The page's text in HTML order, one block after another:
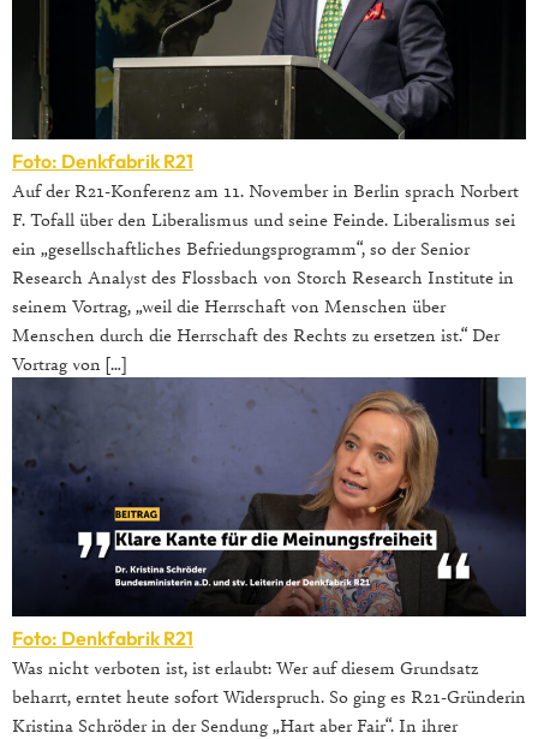
Foto: Denkfabrik R21
Auf der R21-Konferenz am 11. November in Berlin sprach Norbert
F. Tofall über den Liberalismus und seine Feinde. Liberalismus sei
ein „gesellschaftliches Befriedungsprogramm“, so der Senior
Research Analyst des Flossbach von Storch Research Institute in
seinem Vortrag, „weil die Herrschaft von Menschen über
Menschen durch die Herrschaft des Rechts zu ersetzen ist.“ Der
Vortrag von […]
Foto: Denkfabrik R21
Was nicht verboten ist, ist erlaubt: Wer auf diesem Grundsatz
beharrt, erntet heute sofort Widerspruch. So ging es R21-Gründerin
Kristina Schröder in der Sendung „Hart aber Fair“. In ihrer